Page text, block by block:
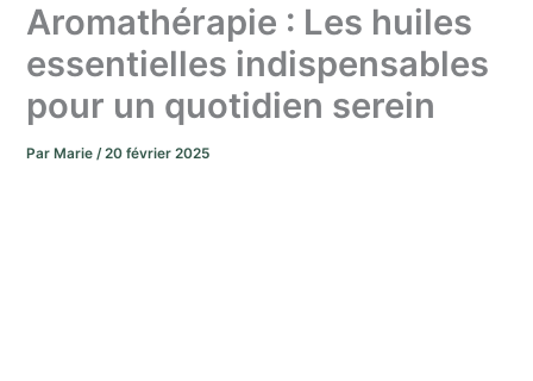
Aromathérapie : Les huiles
essentielles indispensables
pour un quotidien serein
Par Marie/20 février 2025